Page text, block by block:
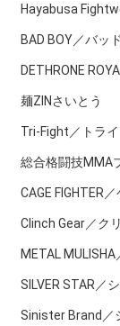
Hayabusa
BAD BOY／バッ
DETHRONE
麺ZINさいとう
Tri-Fight／トラ
総合格闘技MMA
CAGE FIGHTER
Clinch Gear／ク
METAL
SILVER STAR／
Sinister Brand／